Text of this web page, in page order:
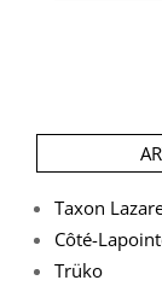
Taxon
Côté-
Trüko